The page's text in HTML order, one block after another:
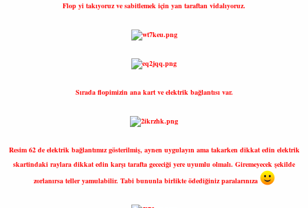
Flop yi takıyoruz ve sabitlemek için yan taraftan vidalıyoruz.
Sırada flopimizin ana kart ve elektrik bağlantısı var.
Resim 62 de elektrik bağlantımız gösterilmiş, aynen uygulayın ama takarken dikkat edin elektrik
skartindaki raylara dikkat edin karşı tarafta gececiği yere uyumlu olmalı. Giremeyecek şekilde
zorlanırsa teller yamulabilir. Tabi bununla birlikte ödediğiniz paralarınıza